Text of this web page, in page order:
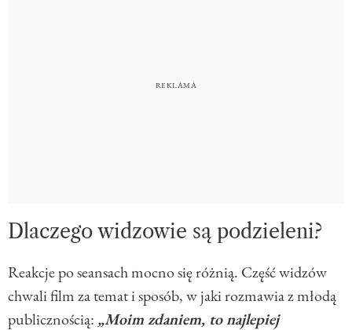
Dlaczego widzowie są podzieleni?
Reakcje po seansach mocno się różnią. Część widzów
chwali film za temat i sposób, w jaki rozmawia z młodą
publicznością: „Moim zdaniem, to najlepiej